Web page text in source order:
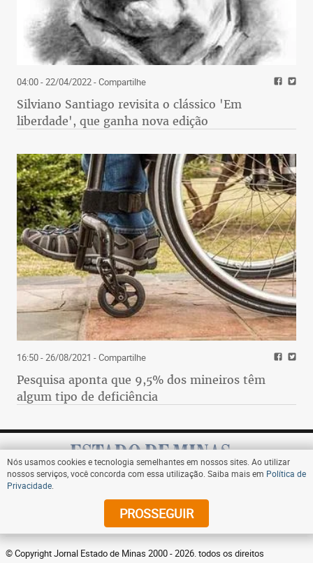
04:00 - 22/04/2022- Compartilhe
Silviano Santiago revisita o clássico 'Em
liberdade', que ganha nova edição
16:50 - 26/08/2021 - Compartilhe
Pesquisa aponta que 9,5% dos mineiros têm
algum tipo de deficiência
Assine
© Copyright Jornal Estado de Minas 2000 - 2026. todos os direitos
Nós usamos cookies e tecnologia semelhantes em nossos sites. Ao utilizar
nossos serviços, você concorda com essa utilização. Saiba mais em Política de
Privacidade
PROSSEGUIR